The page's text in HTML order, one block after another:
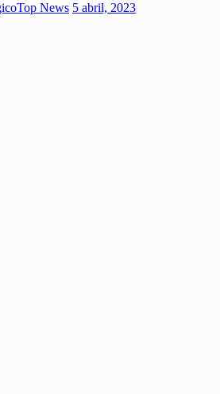
Top News 5 abril, 2023